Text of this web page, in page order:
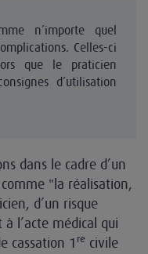
n’importe quel
Celles-ci
que le praticien
d’utilisation
dans le cadre d’un
"la réalisation,
d’un risque
l’acte médical qui
cassation 1 re civile